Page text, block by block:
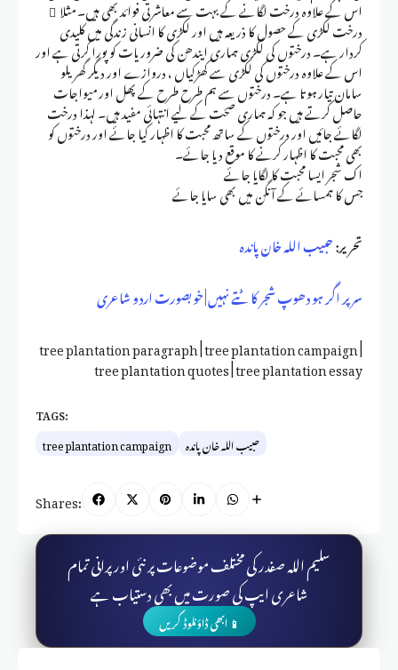
اس کے علاوہ درخت لگانے کے بہت سے معاشرتی فوائد بھی ہیں۔ مثلا ً
درخت لکڑی کے حصول کا ذریعہ ہیں اور لکڑی کا انسانی زندگی میں کلیدی
کردار ہے۔ درختوں کی لکڑی ہماری ایندھن کی ضروریات کو پورا کرتی ہے اور
اس کے علاوہ درختوں کی لکڑی سے کھڑکیاں ، دروازے اور دیگر گھریلو
سامان تیار ہو تا ہے۔ درختوں سے ہم طرح طرح کے پھل اور میواجات
حاصل کرتے ہیں جو کہ ہماری صحت کے لیے انتہائی مفید ہیں۔ لہذا درخت
لگائے جائیں اور درختوں کے ساتھ محبت کا اظہار کیا جائے اور درختوں کو
بھی محبت کا اظہار کرنے کا موقع دیا جائے۔
اک شجر ایسا محبت کا لگایا جائے
جس کا ہمسائے کے آنگن میں بھی سایا جائے
تحریر:حبیب اللہ خان پاندہ
سر پر اگر ہو دھوپ شجر کاٹتے نہیں | خوبصورت اردو شاعری
tree plantation paragraph | tree plantation campaign |
tree plantation quotes | tree plantation essay
TAGS:
tree plantation campaign حبیب اللہ خان پاندہ
Shares:
سلیم اللہ صفدر کی مختلف موضوعات پر نئی اور پرانی تمام
شاعری ایپ کی صورت میں بھی دستیاب ہے
📱 ابھی ڈاؤنلوڈ کریں